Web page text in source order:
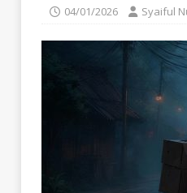
04/01/2026 Syaiful